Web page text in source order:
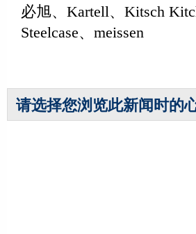
必旭、Kartell、Kitsch
Steelcase、meissen
请选择您浏览此新闻时的